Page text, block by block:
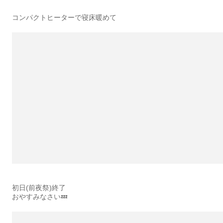
コンパクトヒーターで寝床暖めて
初日(前夜祭)終了
おやすみなさい💤